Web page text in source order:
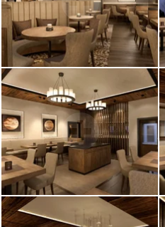
EINEN
DAY SPA
EINEN TISCH